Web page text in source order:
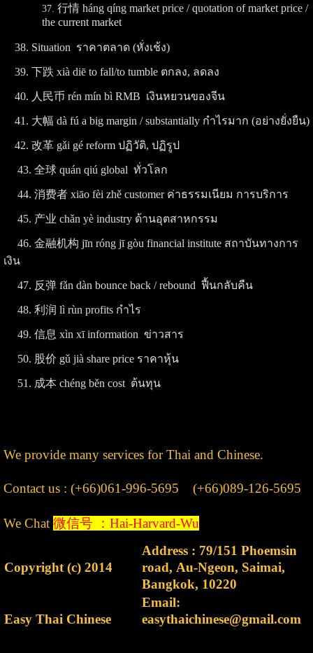
行情 háng qíng market price / quotation of market price /
the current market
38. Situation ราคาตลาด (หั่งเช้ง)
39. 下跌 xià diē to fall/to tumble ตกลง, ลดลง
40. 人民币 rén mín bì RMB เงินหยวนของจีน
41. 大幅 dà fú a big margin / substantially กำไรมาก (อย่างยั่งยืน)
42. 改革 gǎi gé reform ปฏิวัติ, ปฏิรูป
43. 全球 quán qiú global ทั่วโลก
44. 消费者 xiāo fèi zhě customer ค่าธรรมเนียม การบริการ
45. 产业 chǎn yè industry ด้านอุตสาหกรรม
46. 金融机构 jīn róng jī gòu financial institute สถาบันทางการ
เงิน
47. 反弹 fǎn dàn bounce back / rebound ฟื้นกลับคืน
48. 利润 lì rùn profits กำไร
49. 信息 xìn xī information ข่าวสาร
50. 股价 gǔ jià share price ราคาหุ้น
51. 成本 chéng běn cost ต้นทุน
We provide many services for Thai and Chinese.
Contact us : (+66)061-996-5695 (+66)089-126-5695
We Chat 微信号 ：Hai-Harvard-Wu
Copyright (c) 2014
Address : 79/151 Phoemsin
road, Au-Ngeon, Saimai,
Bangkok, 10220
Easy Thai Chinese
Email:
easythaichinese@gmail.com